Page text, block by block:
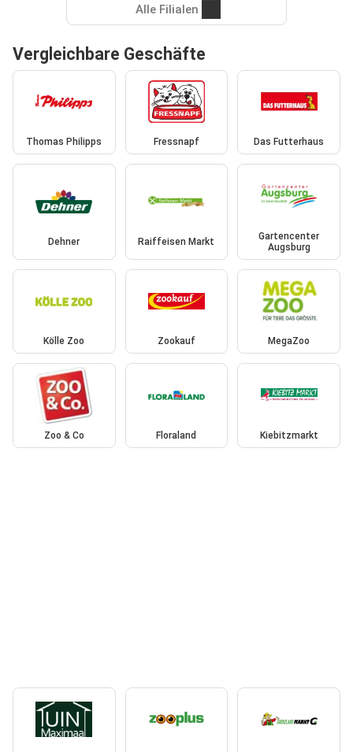
Alle Filialen
Vergleichbare Geschäfte
Thomas Philipps Fressnapf Das Futterhaus
Dehner Raiffeisen Markt
Gartencenter
Augsburg
Kölle Zoo Zookauf MegaZoo
Zoo & Co Floraland Kiebitzmarkt